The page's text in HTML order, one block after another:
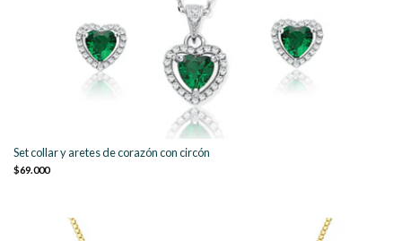
Set collar y aretes de corazón con circón
$69.000